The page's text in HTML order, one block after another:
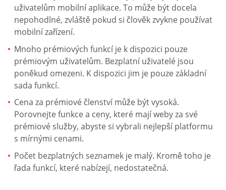
uživatelům mobilní aplikace. To může být docela
nepohodlné, zvláště pokud si člověk zvykne používat
mobilní zařízení.
Mnoho prémiových funkcí je k dispozici pouze
prémiovým uživatelům. Bezplatní uživatelé jsou
poněkud omezeni. K dispozici jim je pouze základní
sada funkcí.
Cena za prémiové členství může být vysoká.
Porovnejte funkce a ceny, které mají weby za své
prémiové služby, abyste si vybrali nejlepší platformu
s mírnými cenami.
Počet bezplatných seznamek je malý. Kromě toho je
řada funkcí, které nabízejí, nedostatečná.